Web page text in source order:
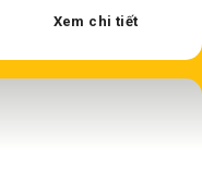
Xem chi tiết